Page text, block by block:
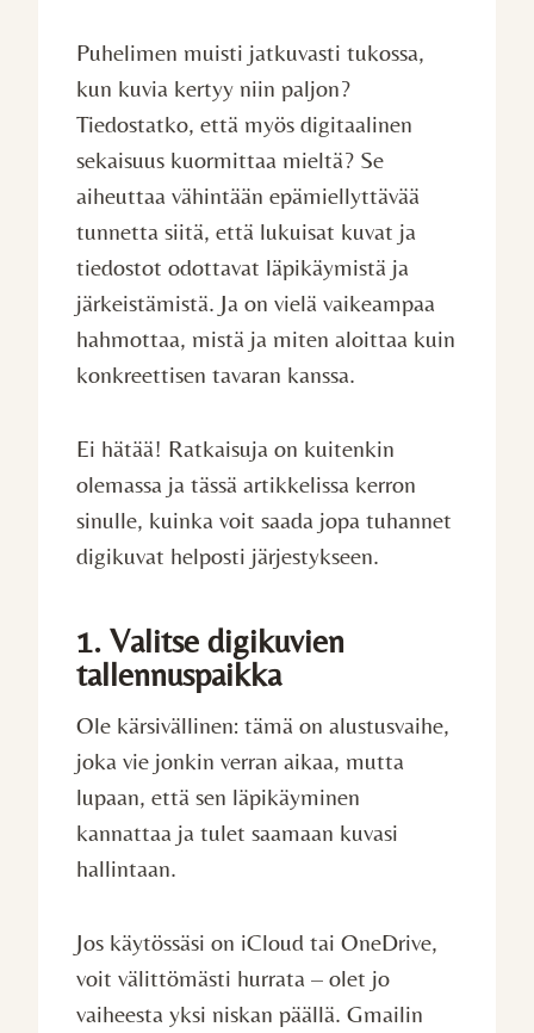
Puhelimen muisti jatkuvasti tukossa,
kun kuvia kertyy niin paljon?
Tiedostatko, että myös digitaalinen
sekaisuus kuormittaa mieltä? Se
aiheuttaa vähintään epämiellyttävää
tunnetta siitä, että lukuisat kuvat ja
tiedostot odottavat läpikäymistä ja
järkeistämistä. Ja on vielä vaikeampaa
hahmottaa, mistä ja miten aloittaa kuin
konkreettisen tavaran kanssa.
Ei hätää! Ratkaisuja on kuitenkin
olemassa ja tässä artikkelissa kerron
sinulle, kuinka voit saada jopa tuhannet
digikuvat helposti järjestykseen.
1. Valitse digikuvien
tallennuspaikka
Ole kärsivällinen: tämä on alustusvaihe,
joka vie jonkin verran aikaa, mutta
lupaan, että sen läpikäyminen
kannattaa ja tulet saamaan kuvasi
hallintaan.
Jos käytössäsi on iCloud tai OneDrive,
voit välittömästi hurrata – olet jo
vaiheesta yksi niskan päällä. Gmailin